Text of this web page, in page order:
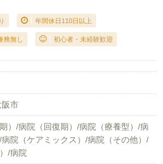
年間休日110日以上
務無し 初心者・未経験歓迎
阪市
）/病院（回復期）/病院（療養型）/病
病院（ケアミックス）/病院（その他）/
/病院